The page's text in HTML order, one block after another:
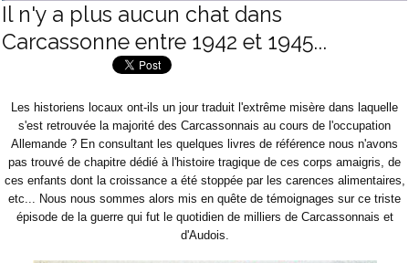
Il n'y a plus aucun chat dans
Carcassonne entre 1942 et 1945...
Les historiens locaux ont-ils un jour traduit l'extrême misère dans laquelle
s'est retrouvée la majorité des Carcassonnais au cours de l'occupation
Allemande ? En consultant les quelques livres de référence nous n'avons
pas trouvé de chapitre dédié à l'histoire tragique de ces corps amaigris, de
ces enfants dont la croissance a été stoppée par les carences alimentaires,
etc... Nous nous sommes alors mis en quête de témoignages sur ce triste
épisode de la guerre qui fut le quotidien de milliers de Carcassonnais et
d'Audois.